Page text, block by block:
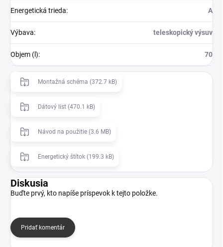
Energetická trieda: A
Výbava: teleskopický výsuv
Objem (l): 70
Montažná schéma (372.7 kB)
Dátový list (470.1 kB)
Návod na použitie (3.6 MB)
Energetický štítok (199.3 kB)
Diskusia
Buďte prvý, kto napíše príspevok k tejto položke.
Pridať komentár